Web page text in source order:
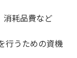
消耗品費など
行うための資機